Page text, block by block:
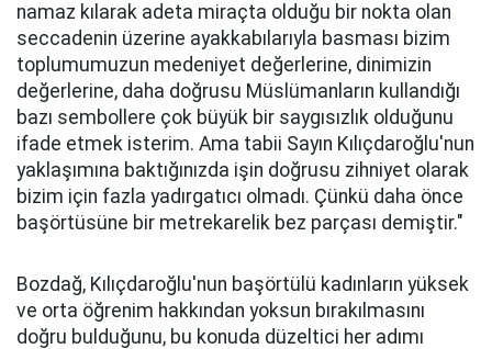
namaz kılarak adeta miraçta olduğu bir nokta olan
seccadenin üzerine ayakkabılarıyla basması bizim
toplumumuzun medeniyet değerlerine, dinimizin
değerlerine, daha doğrusu Müslümanların kullandığı
bazı sembollere çok büyük bir saygısızlık olduğunu
ifade etmek isterim. Ama tabii Sayın Kılıçdaroğlu'nun
yaklaşımına baktığınızda işin doğrusu zihniyet olarak
bizim için fazla yadırgatıcı olmadı. Çünkü daha önce
başörtüsüne bir metrekarelik bez parçası demiştir."
Bozdağ, Kılıçdaroğlu'nun başörtülü kadınların yüksek
ve orta öğrenim hakkından yoksun bırakılmasını
doğru bulduğunu, bu konuda düzeltici her adımı